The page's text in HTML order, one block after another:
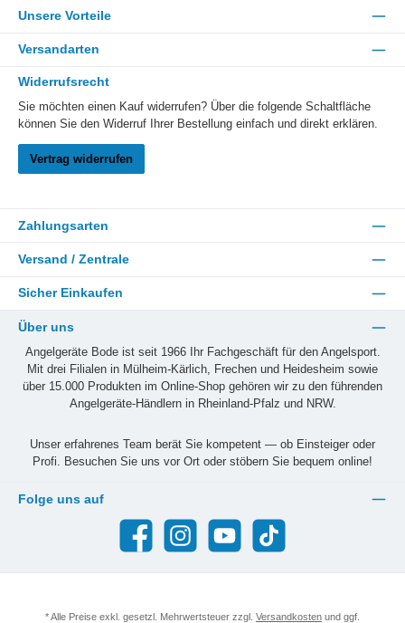
Unsere Vorteile
Versandarten
Widerrufsrecht
Sie möchten einen Kauf widerrufen? Über die folgende Schaltfläche
können Sie den Widerruf Ihrer Bestellung einfach und direkt erklären.
Vertrag widerrufen
Zahlungsarten
Versand / Zentrale
Sicher Einkaufen
Über uns
Angelgeräte Bode ist seit 1966 Ihr Fachgeschäft für den Angelsport.
Mit drei Filialen in Mülheim-Kärlich, Frechen und Heidesheim sowie
über 15.000 Produkten im Online-Shop gehören wir zu den führenden
Angelgeräte-Händlern in Rheinland-Pfalz und NRW.
Unser erfahrenes Team berät Sie kompetent — ob Einsteiger oder
Profi. Besuchen Sie uns vor Ort oder stöbern Sie bequem online!
Folge uns auf
Facebook Instagram YouTube TikTok
* Alle Preise exkl. gesetzl. Mehrwertsteuer zzgl. Versandkosten und ggf.